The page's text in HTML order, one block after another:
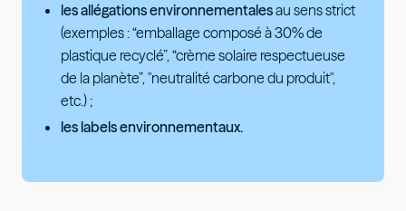
les allégations environnementalesau sens strict
(exemples : “emballage composé à 30% de
plastique recyclé”, “crème solaire respectueuse
de la planète”, "neutralité carbone du produit",
etc.) ;
les labels environnementaux.